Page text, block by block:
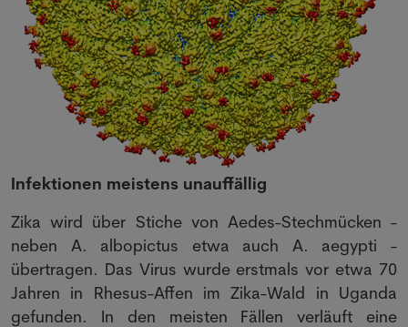
Infektionen meistens unauffällig
Zika wird über Stiche von Aedes-Stechmücken -
neben A. albopictus etwa auch A. aegypti -
übertragen. Das Virus wurde erstmals vor etwa 70
Jahren in Rhesus-Affen im Zika-Wald in Uganda
gefunden. In den meisten Fällen verläuft eine